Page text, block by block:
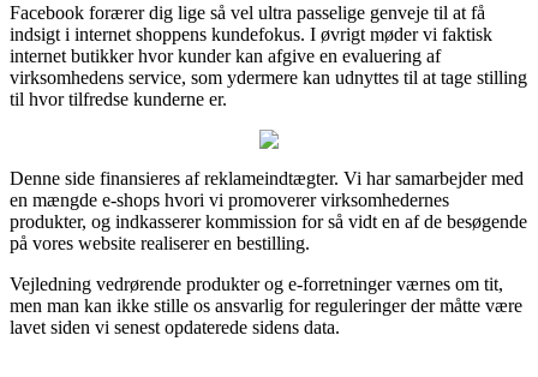
Facebook forærer dig lige så vel ultra passelige genveje til at få
indsigt i internet shoppens kundefokus. I øvrigt møder vi faktisk
internet butikker hvor kunder kan afgive en evaluering af
virksomhedens service, som ydermere kan udnyttes til at tage stilling
til hvor tilfredse kunderne er.
Denne side finansieres af reklameindtægter. Vi har samarbejder med
en mængde e-shops hvori vi promoverer virksomhedernes
produkter, og indkasserer kommission for så vidt en af de besøgende
på vores website realiserer en bestilling.
Vejledning vedrørende produkter og e-forretninger værnes om tit,
men man kan ikke stille os ansvarlig for reguleringer der måtte være
lavet siden vi senest opdaterede sidens data.